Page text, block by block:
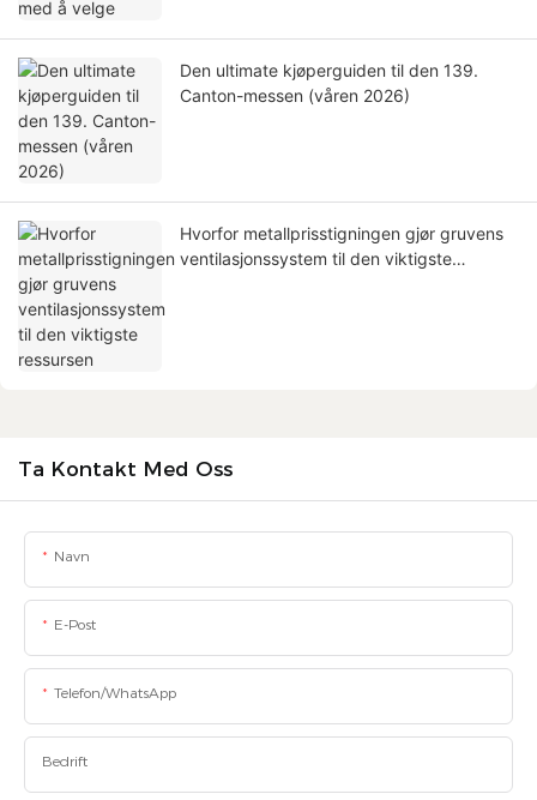
Den ultimate kjøperguiden til den 139.
Canton-messen (våren 2026)
Hvorfor metallprisstigningen gjør gruvens
ventilasjonssystem til den viktigste
Ta Kontakt Med Oss
Navn
E-Post
Telefon/WhatsApp
Bedrift